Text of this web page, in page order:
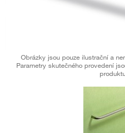
Obrázky jsou pouze ilustrační a
Parametry skutečného provedení